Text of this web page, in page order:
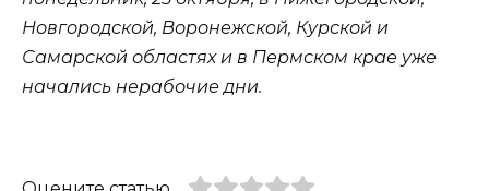
Новгородской, Воронежской, Курской и
Самарской областях и в Пермском крае уже
начались нерабочие дни.